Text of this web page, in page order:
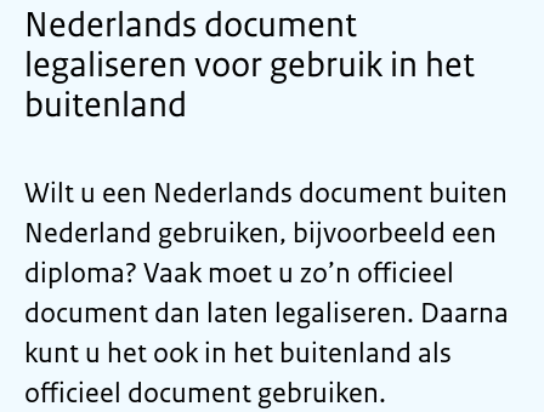
Nederlands document
legaliseren voor gebruik in het
buitenland
Wilt u een Nederlands document buiten
Nederland gebruiken, bijvoorbeeld een
diploma? Vaak moet u zo’n officieel
document dan laten legaliseren. Daarna
kunt u het ook in het buitenland als
officieel document gebruiken.